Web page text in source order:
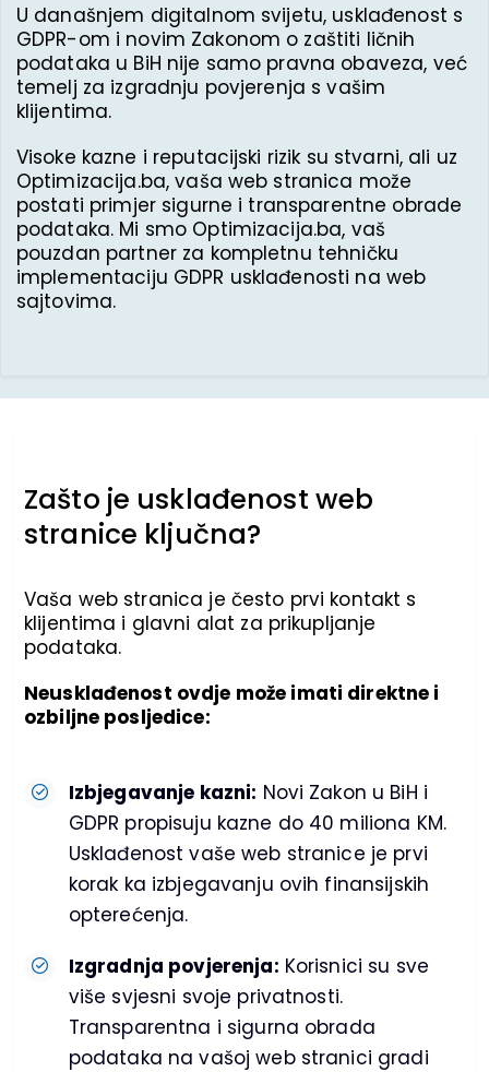
U današnjem digitalnom svijetu, usklađenost s
GDPR-om i novim Zakonom o zaštiti ličnih
podataka u BiH nije samo pravna obaveza, već
temelj za izgradnju povjerenja s vašim
klijentima.
Visoke kazne i reputacijski rizik su stvarni, ali uz
Optimizacija.ba, vaša web stranica može
postati primjer sigurne i transparentne obrade
podataka. Mi smo Optimizacija.ba, vaš
pouzdan partner za kompletnu tehničku
implementaciju GDPR usklađenosti na web
sajtovima.
Zašto je usklađenost web
stranice ključna?
Vaša web stranica je često prvi kontakt s
klijentima i glavni alat za prikupljanje
podataka.
Neusklađenost ovdje može imati direktne i
ozbiljne posljedice:
Izbjegavanje kazni: Novi Zakon u BiH i
GDPR propisuju kazne do 40 miliona KM.
Usklađenost vaše web stranice je prvi
korak ka izbjegavanju ovih finansijskih
opterećenja.
Izgradnja povjerenja: Korisnici su sve
više svjesni svoje privatnosti.
Transparentna i sigurna obrada
podataka na vašoj web stranici gradi